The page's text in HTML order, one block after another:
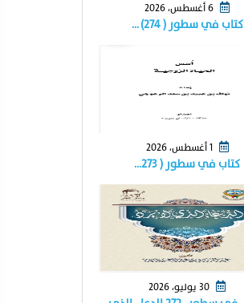
كتاب في سطور ( ٢٧٤) …
1 أغسطس، 2026
كتاب في سطور ( ٢٧٣…